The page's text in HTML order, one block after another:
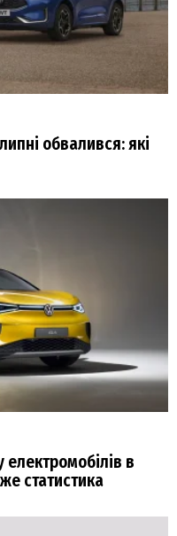
обвалився: які
в
статистика